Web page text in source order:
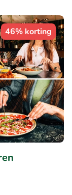
46% korting